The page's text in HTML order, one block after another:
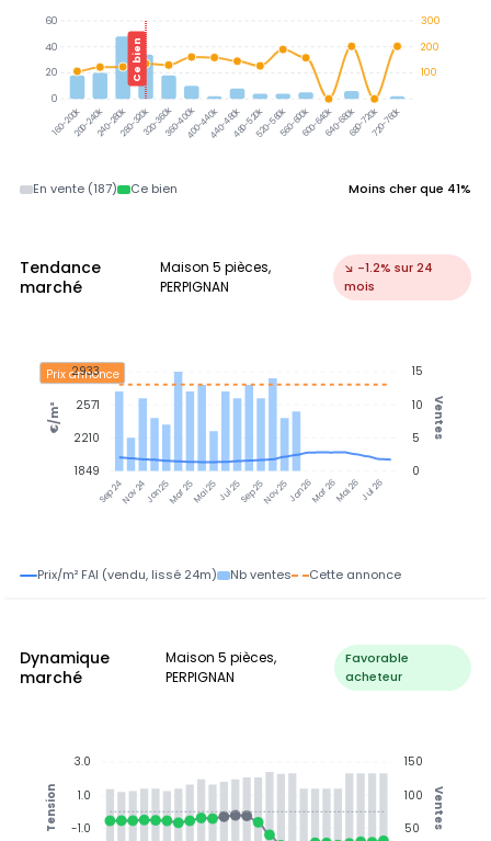
160-200k200-240k240-280k280-320k320-360k360-400k400-440k440-480k480-520k520-560k560-600k600-640k640-680k680-720k720-760k
Ce bien
300
200
100
60
40
20
0
En vente (187) Ce bien Moins cher que 41%
Tendance
marché
Maison 5 pièces,
PERPIGNAN
↘ -1.2% sur 24
mois
Sep 24Nov 24Jan 25Mar 25Mai 25Jul 25Sep 25Nov 25Jan 26Mar 26Mai 26Jul 26
Prix annonce 15
10
5
0
Ventes
2933
2571
2210
1849
€/m²
Prix/m² FAI (vendu, lissé 24m) Nb ventes Cette annonce
Dynamique
marché
Maison 5 pièces,
PERPIGNAN
Favorable
acheteur
150
100
50 Ventes
3.0
1.0
-1.0
Tension